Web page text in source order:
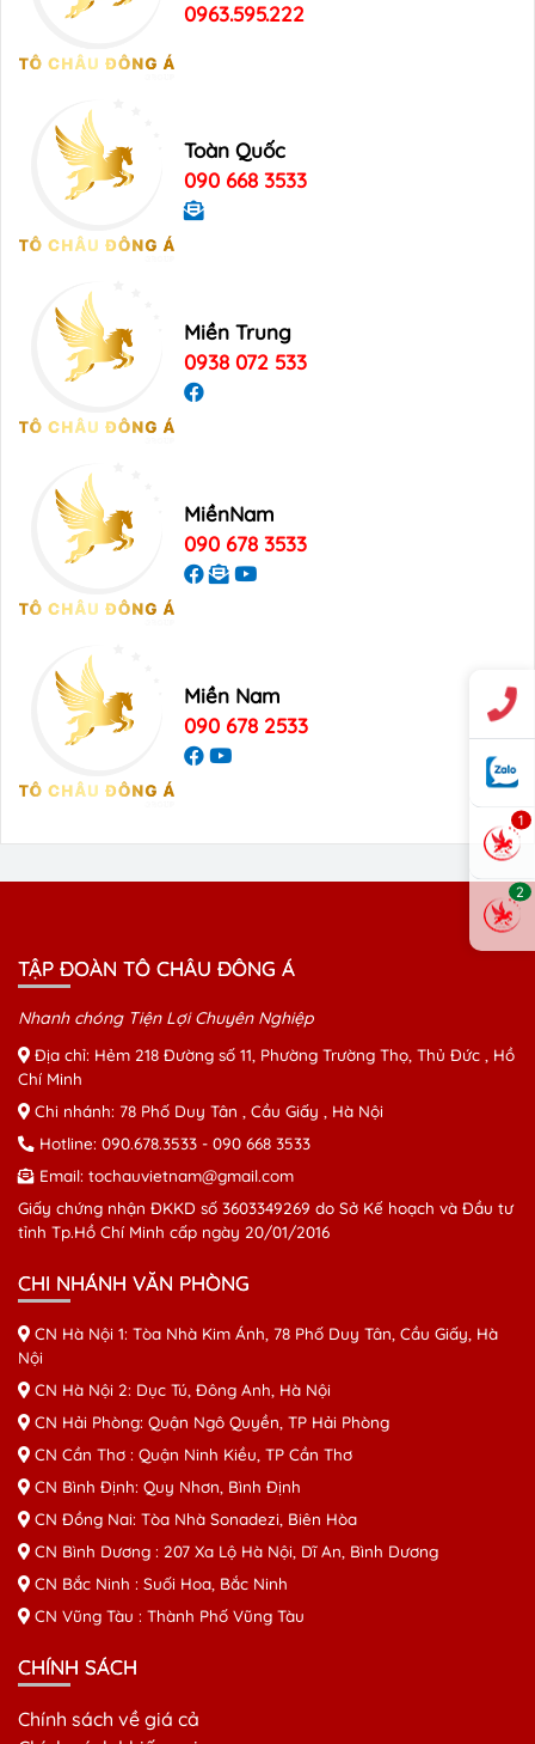
0963.595.222
Toàn Quốc
090 668 3533
Miền Trung
0938 072 533
MiềnNam
090 678 3533
Miền Nam
090 678 2533
TẬP ĐOÀN TÔ CHÂU ĐÔNG Á
Nhanh chóng Tiện Lợi Chuyên Nghiệp
Địa chỉ: Hẻm 218 Đường số 11, Phường Trường Thọ, Thủ Đức , Hồ
Chí Minh
Chi nhánh: 78 Phố Duy Tân , Cầu Giấy , Hà Nội
Hotline: 090.678.3533 - 090 668 3533
Email: tochauvietnam@gmail.com
Giấy chứng nhận ĐKKD số 3603349269 do Sở Kế hoạch và Đầu tư
tỉnh Tp.Hồ Chí Minh cấp ngày 20/01/2016
1
2
CHI NHÁNH VĂN PHÒNG
CN Hà Nội 1: Tòa Nhà Kim Ánh, 78 Phố Duy Tân, Cầu Giấy, Hà
Nội
CN Hà Nội 2: Dục Tú, Đông Anh, Hà Nội
CN Hải Phòng: Quận Ngô Quyền, TP Hải Phòng
CN Cần Thơ : Quận Ninh Kiều, TP Cần Thơ
CN Bình Định: Quy Nhơn, Bình Định
CN Đồng Nai: Tòa Nhà Sonadezi, Biên Hòa
CN Bình Dương : 207 Xa Lộ Hà Nội, Dĩ An, Bình Dương
CN Bắc Ninh : Suối Hoa, Bắc Ninh
CN Vũng Tàu : Thành Phố Vũng Tàu
CHÍNH SÁCH
Chính sách về giá cả